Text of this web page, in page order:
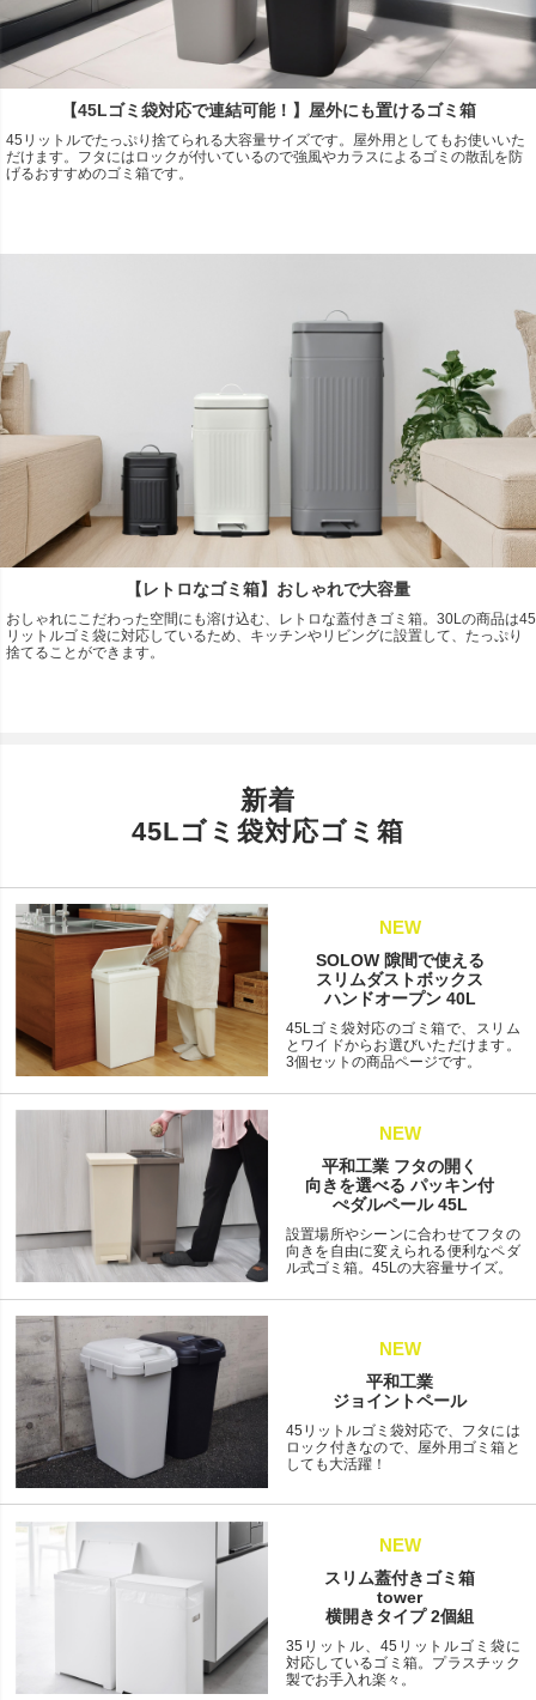
【45Lゴミ袋対応で連結可能！】屋外にも置けるゴミ箱
45リットルでたっぷり捨てられる大容量サイズです。屋外用としてもお使いいた
だけます。フタにはロックが付いているので強風やカラスによるゴミの散乱を防
げるおすすめのゴミ箱です。
【レトロなゴミ箱】おしゃれで大容量
おしゃれにこだわった空間にも溶け込む、レトロな蓋付きゴミ箱。30Lの商品は45
リットルゴミ袋に対応しているため、キッチンやリビングに設置して、たっぷり
捨てることができます。
新着
45Lゴミ袋対応ゴミ箱
NEW
SOLOW 隙間で使える
スリムダストボックス
ハンドオープン 40L
45Lゴミ袋対応のゴミ箱で、スリム
とワイドからお選びいただけます。
3個セットの商品ページです。
NEW
平和工業 フタの開く
向きを選べる パッキン付
ぺダルペール 45L
設置場所やシーンに合わせてフタの
向きを自由に変えられる便利なペダ
ル式ゴミ箱。45Lの大容量サイズ。
NEW
平和工業
ジョイントペール
45リットルゴミ袋対応で、フタには
ロック付きなので、屋外用ゴミ箱と
しても大活躍！
NEW
スリム蓋付きゴミ箱
tower
横開きタイプ 2個組
35リットル、45リットルゴミ袋に
対応しているゴミ箱。プラスチック
製でお手入れ楽々。